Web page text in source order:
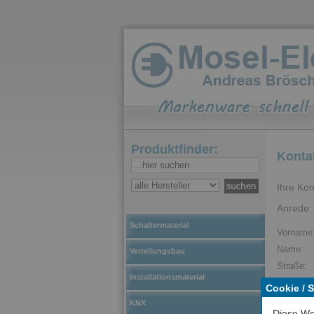
Cookie /
Produktfinder:
Schaltermaterial
Verteilungsbau
Installationsmaterial
KNX
Ihre
Anrede:
Vorname:
Name:
Straße:
Plz / Ort:
Telefon: